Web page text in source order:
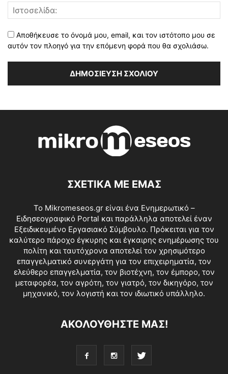
Αποθήκευσε το όνομά μου, email, και τον ιστότοπο μου σε
αυτόν τον πλοηγό για την επόμενη φορά που θα σχολιάσω.
ΣΧΕΤΙΚΑ ΜΕ ΕΜΑΣ
Το Mikromeseos.gr είναι ένα Ενημερωτικό –
Ειδησεογραφικό Portal και παράλληλα αποτελεί έναν
Εξειδικευμένο Εργασιακό Σύμβουλο. Πρόκειται για τον
καλύτερο πάροχο έγκυρης και έγκαιρης ενημέρωσης του
πολίτη και ταυτόχρονα αποτελεί τον χρησιμότερο
επαγγελματικό συνεργάτη για τον επιχειρηματία, τον
ελεύθερο επαγγελματία, τον βιοτέχνη, τον έμπορο, τον
μεταφορέα, τον αγρότη, τον γιατρό, τον δικηγόρο, τον
μηχανικό, τον λογιστή και τον ιδιωτικό υπάλληλο.
ΑΚΟΛΟΥΘΗΣΤΕ ΜΑΣ!